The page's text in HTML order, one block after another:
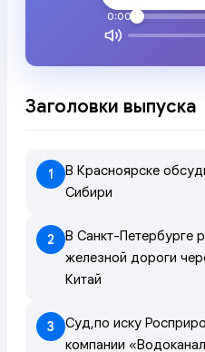
0:00
Заголовки выпуска
1
В Красноярске
Сибири
2
В Санкт-Петербурге
железной дороги
Китай
3
Суд,по иску
компании